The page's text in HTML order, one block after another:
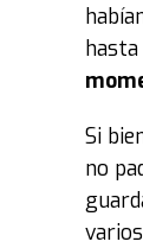
hasta
Si
no